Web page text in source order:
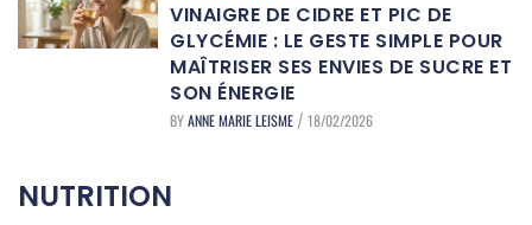
VINAIGRE DE CIDRE ET PIC DE
GLYCÉMIE : LE GESTE SIMPLE POUR
MAÎTRISER SES ENVIES DE SUCRE ET
SON ÉNERGIE
BYANNE MARIE LEISME / 18/02/2026
NUTRITION